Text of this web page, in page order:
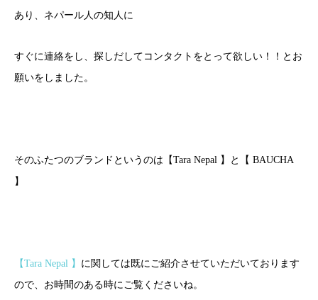
あり、ネパール人の知人に
すぐに連絡をし、探しだしてコンタクトをとって欲しい！！とお
願いをしました。
そのふたつのブランドというのは【Tara Nepal 】と【 BAUCHA
】
【Tara Nepal 】 に関しては既にご紹介させていただいております
ので、お時間のある時にご覧くださいね。